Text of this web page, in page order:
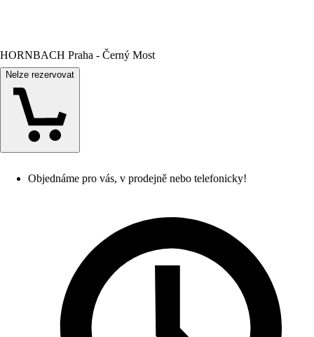
HORNBACH Praha - Černý Most
Nelze rezervovat
Objednáme pro vás, v prodejně nebo telefonicky!